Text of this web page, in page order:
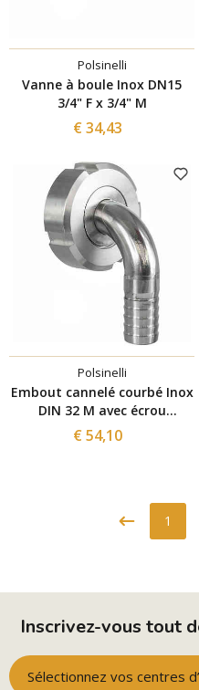
Polsinelli
Vanne à boule Inox DN15
3/4" F x 3/4" M
€ 34,43
Polsinelli
Embout cannelé courbé Inox
DIN 32 M avec écrou
pivotant pour tuyau ⌀30
€ 54,10
1
Inscrivez-vous tout
Sélectionnez vos centres